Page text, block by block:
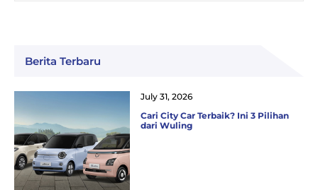
Berita Terbaru
Cari City Car Terbaik? Ini 3 Pilihan
dari Wuling
July 31, 2026